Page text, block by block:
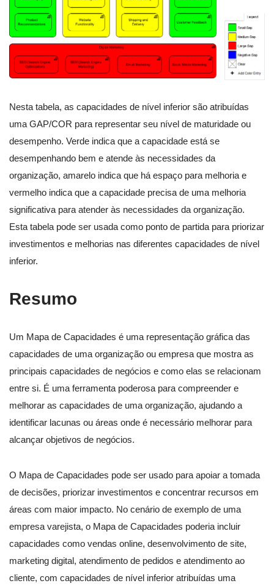
Nesta tabela, as capacidades de nível inferior são atribuídas
uma GAP/COR para representar seu nível de maturidade ou
desempenho. Verde indica que a capacidade está se
desempenhando bem e atende às necessidades da
organização, amarelo indica que há espaço para melhoria e
vermelho indica que a capacidade precisa de uma melhoria
significativa para atender às necessidades da organização.
Esta tabela pode ser usada como ponto de partida para priorizar
investimentos e melhorias nas diferentes capacidades de nível
inferior.
Resumo
Um Mapa de Capacidades é uma representação gráfica das
capacidades de uma organização ou empresa que mostra as
principais capacidades de negócios e como elas se relacionam
entre si. É uma ferramenta poderosa para compreender e
melhorar as capacidades de uma organização, ajudando a
identificar lacunas ou áreas onde é necessário melhorar para
alcançar objetivos de negócios.
O Mapa de Capacidades pode ser usado para apoiar a tomada
de decisões, priorizar investimentos e concentrar recursos em
áreas com maior impacto. No cenário de exemplo de uma
empresa varejista, o Mapa de Capacidades poderia incluir
capacidades como vendas online, desenvolvimento de site,
marketing digital, atendimento de pedidos e atendimento ao
cliente, com capacidades de nível inferior atribuídas uma